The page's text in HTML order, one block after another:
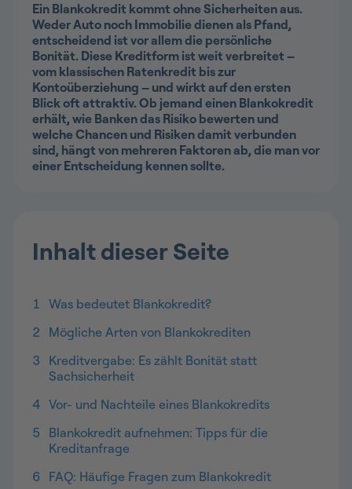
Ein Blankokredit kommt ohne Sicherheiten aus.
Weder Auto noch Immobilie dienen als Pfand,
entscheidend ist vor allem die persönliche
Bonität. Diese Kreditform ist weit verbreitet –
vom klassischen Ratenkredit bis zur
Kontoüberziehung – und wirkt auf den ersten
Blick oft attraktiv. Ob jemand einen Blankokredit
erhält, wie Banken das Risiko bewerten und
welche Chancen und Risiken damit verbunden
sind, hängt von mehreren Faktoren ab, die man vor
einer Entscheidung kennen sollte.
Inhalt dieser Seite
1 Was bedeutet Blankokredit?
2
Mögliche Arten von Blankokrediten
3
Kreditvergabe: Es zählt Bonität statt
Sachsicherheit
4 Vor- und Nachteile eines Blankokredits
5
Blankokredit aufnehmen: Tipps für die
Kreditanfrage
6
FAQ: Häufige Fragen zum Blankokredit